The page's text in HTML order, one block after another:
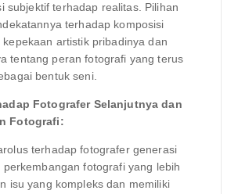
subjektif terhadap realitas. Pilihan
terhadap komposisi
kepekaan artistik pribadinya dan
tentang peran fotografi yang terus
bentuk seni.
Fotografer Selanjutnya dan
Fotografi:
terhadap fotografer generasi
perkembangan fotografi yang lebih
isu yang kompleks dan memiliki